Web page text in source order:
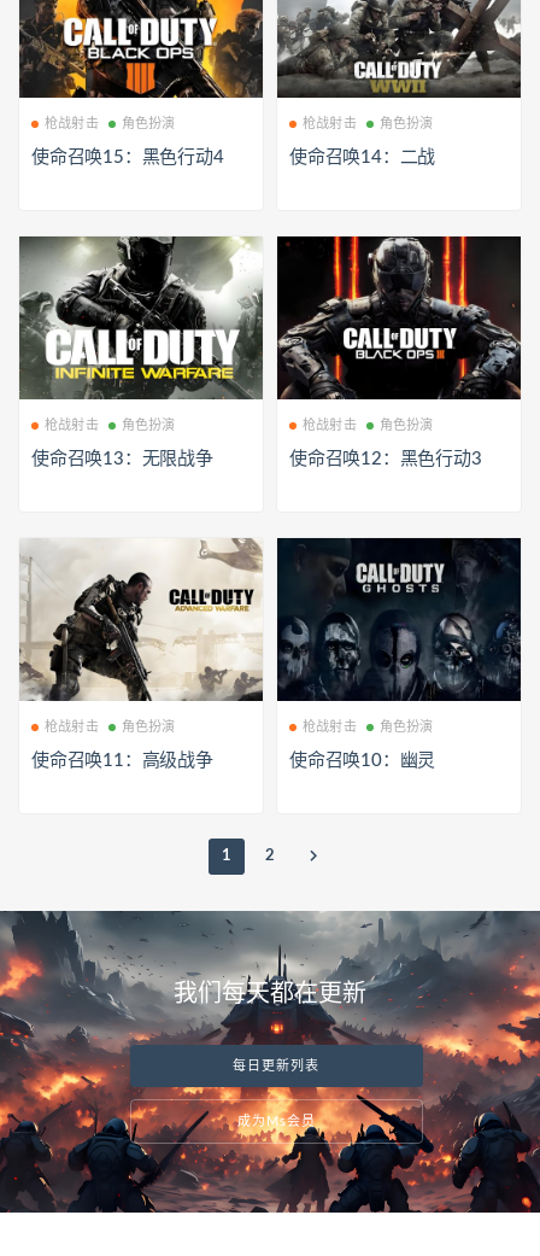
枪战射击 角色扮演
使命召唤15：黑色行动4
枪战射击 角色扮演
使命召唤14：二战
枪战射击 角色扮演
使命召唤13：无限战争
枪战射击 角色扮演
使命召唤12：黑色行动3
枪战射击 角色扮演
使命召唤11：高级战争
枪战射击 角色扮演
使命召唤10：幽灵
1 2
我们每天都在更新
每日更新列表
成为Ms会员